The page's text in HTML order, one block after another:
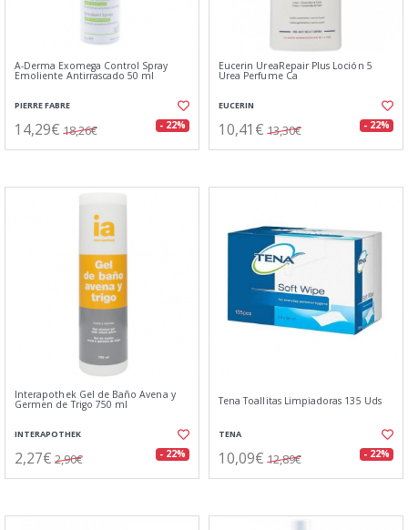
A-Derma Exomega Control Spray
Emoliente Antirrascado 50 ml
PIERRE FABRE
14,29€ 18,26€ - 22%
Eucerin UreaRepair Plus Loción 5
Urea Perfume Ca
EUCERIN
10,41€ 13,30€ - 22%
Interapothek Gel de Baño Avena y
Germen de Trigo 750 ml
INTERAPOTHEK
2,27€ 2,90€ - 22%
Tena Toallitas Limpiadoras 135 Uds
TENA
10,09€ 12,89€ - 22%